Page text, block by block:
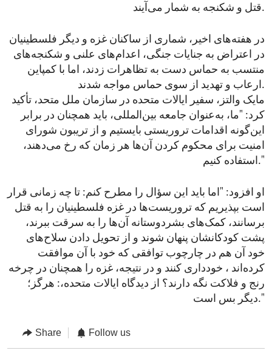
قتل و شکنجه به شمار می‌آیند.
در هفته‌های اخیر، شماری از ساکنان غزه و دیگر فلسطینیان
در اعتراض به جنایات جنگی، اعدام‌های علنی و شکنجه‌های
منتسب به حماس دست به تظاهرات زدند، اما با کمپاین
ارعاب و تهدید از سوی حماس مواجه شدند.
مایک والتز، سفیر ایالات متحده در سازمان ملل متحد، تأکید
کرد: "ما، به‌عنوان جامعه بین‌المللی، باید همچنان در برابر
این‌گونه اقدامات تروریستی بایستیم و از تریبون شورای
امنیت برای محکوم کردن آن‌ها هر زمان که رخ می‌دهند،
استفاده کنیم."
او افزود: "اما باید این سؤال را مطرح کنم: تا چه زمانی قرار
است بپذیریم که تروریست‌ها در غزه فلسطینیان را به قتل
برسانند، کمک‌های بشردوستانه آن‌ها را به سرقت ببرند،
پشت کودکانشان پنهان شوند و از تحویل دادن سلاح‌های
خود آن هم در چارچوب توافقی که خود با آن موافقت
کرده‌اند ، خودداری کنند و در نتیجه، غزه را همچنان در چرخه
رنج و فلاکت نگه دارند؟ از دیدگاه ایالات متحده،: هرگز؛
دیگر بس است."
Share Follow us